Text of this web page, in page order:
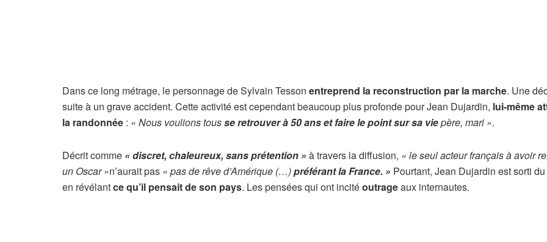
Dans ce long métrage, le personnage de Sylvain Tesson entreprend la reconstruction par la marche. Une
suite à un grave accident. Cette activité est cependant beaucoup plus profonde pour Jean Dujardin, lui-même
la randonnée : « Nous voulions tousse retrouver à 50 ans et faire le point sur sa viepère, mari ».
Décrit comme « discret, chaleureux, sans prétention » à travers la diffusion, « le seul acteur français à avoir
un Oscar »n’aurait pas « pas de rêve d’Amérique (…)préférant la France. » Pourtant, Jean Dujardin est sorti
en révélantce qu’il pensait de son pays. Les pensées qui ont incitéoutrageaux internautes.